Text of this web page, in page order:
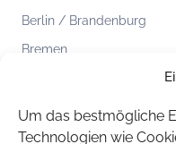
Um das bestmögliche
Technologien wie
Berlin / Brandenburg
Bremen
Mecklenburg-